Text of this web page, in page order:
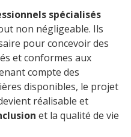
spécialisés
non négligeable. Ils
pour concevoir des
et conformes aux
compte des
disponibles, le projet
réalisable et
et la qualité de vie